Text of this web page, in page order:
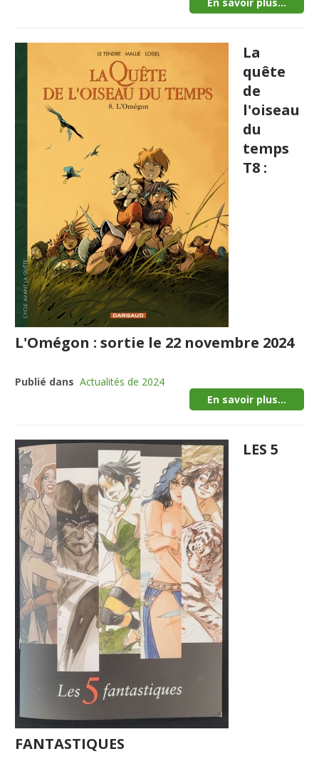
La
quête
de
l'oiseau
du
temps
T8 :
L'Omégon : sortie le 22 novembre 2024
Publié dans Actualités de 2024
En savoir plus...
LES 5
FANTASTIQUES